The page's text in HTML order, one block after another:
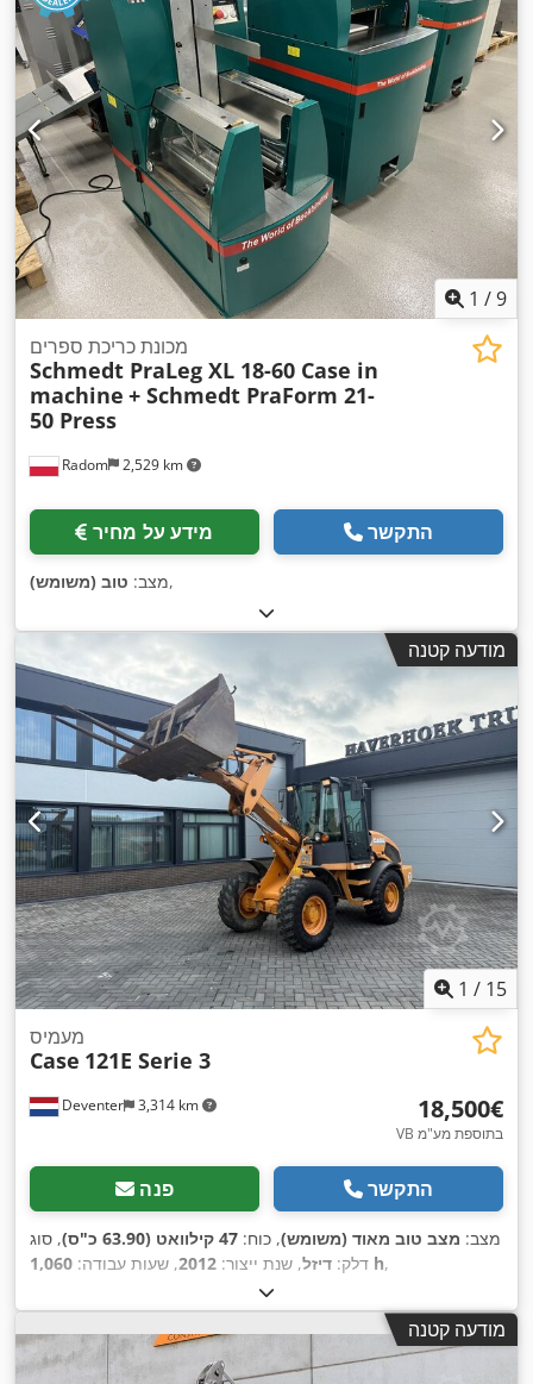
1 /9
Radom 2,529 km
מכונת כריכת ספרים
Schmedt PraLeg XL 18-60 Case in
machine + Schmedt PraForm 21-
50 Press
מידע על מחיר התקשר
מצב: טוב (משומש) ,
מודעה קטנה
1 / 15
Deventer 3,314 km
מעמיס
Case 121E Serie 3
‏18,500 ‏€
VB בתוספת מע"מ
פנה התקשר
מצב: מצב טוב מאוד (משומש), כוח: 47 קילוואט (63.90 כ"ס)
, סוג
דלק: דיזל, שנת ייצור: 2012, שעות עבודה: 1,060 h,
מודעה קטנה